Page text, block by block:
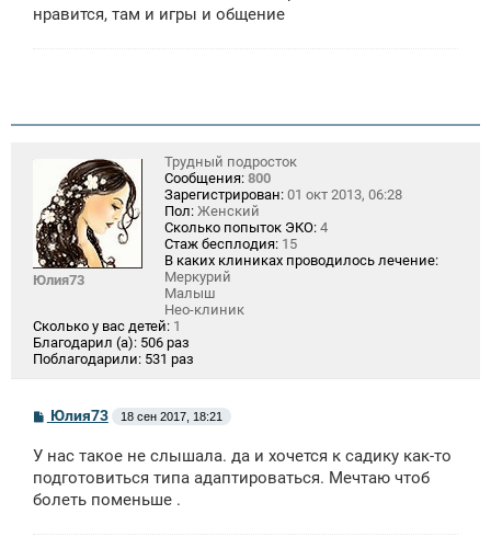
н
нравится, там и игры и общение
Юлия73
Трудный подросток
Сообщения: 800
Зарегистрирован: 01 окт 2013, 06:28
Пол: Женский
Сколько попыток ЭКО: 4
Стаж бесплодия: 15
В каких клиниках проводилось лечение:
Меркурий
Малыш
Нео-клиник
Сколько у вас детей: 1
Благодарил (а): 506 раз
Поблагодарили: 531 раз
С
б
щ
е
н
Юлия73 18 сен 2017, 18:21
У нас такое не слышала. да и хочется к садику как-то
подготовиться типа адаптироваться. Мечтаю чтоб
болеть поменьше .